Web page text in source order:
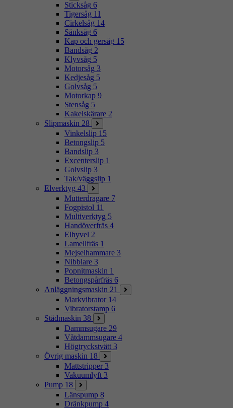
Sticksåg 6
Tigersåg 11
Cirkelsåg 14
Sänksåg 6
Kap och gersåg 15
Bandsåg 2
Klyvsåg 5
Motorsåg 3
Kedjesåg 5
Golvsåg 5
Motorkap 9
Stensåg 5
Kakelskärare 2
Slipmaskin 28
Vinkelslip 15
Betongslip 5
Bandslip 3
Excenterslip 1
Golvslip 3
Tak/väggslip 1
Elverktyg 43
Mutterdragare 7
Fogpistol 11
Multiverktyg 5
Handöverfräs 4
Elhyvel 2
Lamellfräs 1
Mejselhammare 3
Nibblare 3
Popnitmaskin 1
Betongspårfräs 6
Anläggningsmaskin 21
Markvibrator 14
Vibratorstamp 6
Städmaskin 38
Dammsugare 29
Våtdammsugare 4
Högtryckstvätt 3
Övrig maskin 18
Mattstripper 3
Vakuumlyft 3
Pump 18
Länspump 8
Dränkpump 4